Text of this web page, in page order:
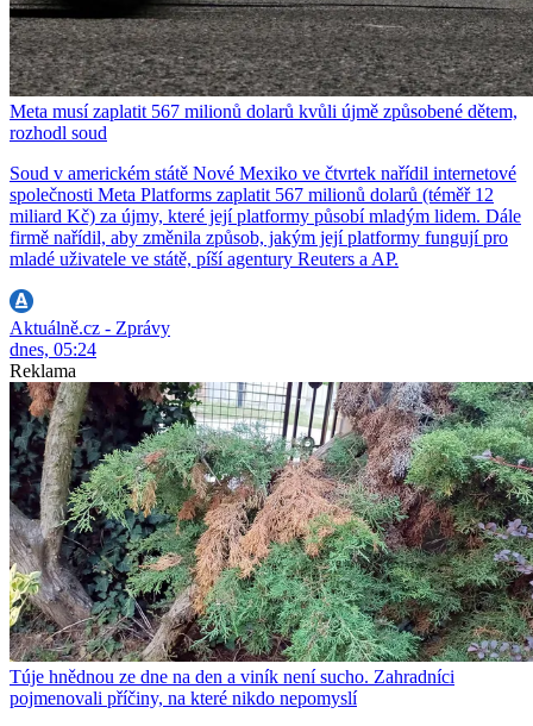
Meta musí zaplatit 567 milionů dolarů kvůli újmě způsobené dětem,
rozhodl soud
Soud v americkém státě Nové Mexiko ve čtvrtek nařídil internetové
společnosti Meta Platforms zaplatit 567 milionů dolarů (téměř 12
miliard Kč) za újmy, které její platformy působí mladým lidem. Dále
firmě nařídil, aby změnila způsob, jakým její platformy fungují pro
mladé uživatele ve státě, píší agentury Reuters a AP.
Aktuálně.cz - Zprávy
dnes, 05:24
Reklama
Túje hnědnou ze dne na den a viník není sucho. Zahradníci
pojmenovali příčiny, na které nikdo nepomyslí